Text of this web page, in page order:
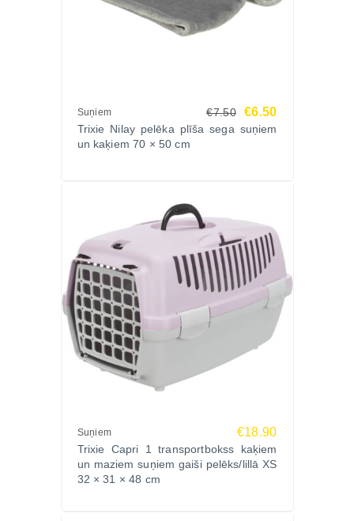
Suņiem €7.50 €6.50
Trixie Nilay pelēka plīša sega suņiem
un kaķiem 70 × 50 cm
Suņiem €18.90
Trixie Capri 1 transportbokss kaķiem
un maziem suņiem gaiši pelēks/lillā XS
32 × 31 × 48 cm